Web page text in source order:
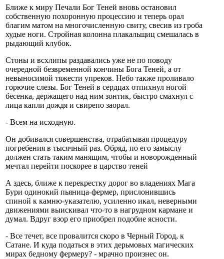
Ближе к миру Печали Бог Теней вновь остановил
собственную похоронную процессию и теперь орал
благим матом на многочисленную свиту, свесив из гроба
худые ноги. Стройная колонна плакальщиц смешалась в
рыдающий клубок.
Стоны и всхлипы раздавались уже не по поводу
очередной безвременной кончины Бога Теней, а от
невыносимой тяжести упреков. Небо также проливало
горючие слезы. Бог Теней в сердцах отпихнул ногой
бесенка, держащего над ним зонтик, быстро смахнул с
лица капли дождя и свирепо заорал.
- Всем на исходную.
Он добивался совершенства, отрабатывая процедуру
погребения в тысячный раз. Обряд, по его замыслу
должен стать таким манящим, чтобы и новорожденный
мечтал перейти поскорее в царство теней
А здесь, ближе к перекрестку дорог во владениях Мага
Бури одинокий пьяница-фермер, прислонившись
спиной к камню-указателю, усиленно икал, неверными
движениями выискивал что-то в нагрудном кармане и
думал. Вдруг взор его приобрел подобие ясности.
- Все течет, все провалится скоро в Черный Город, к
Сатане. И куда податься в этих дерьмовых магических
мирах бедному фермеру? - мрачно произнес он.